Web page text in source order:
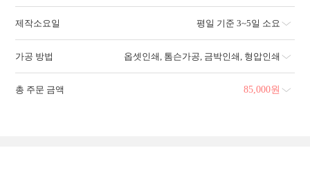
제작소요일 평일 기준 3~5일 소요
가공 방법 옵셋인쇄 톰슨가공 금박인쇄 형압인쇄
총 주문 금액 85,000원